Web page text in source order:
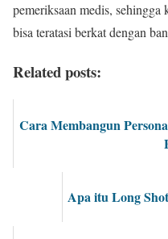
pemeriksaan medis,
bisa teratasi berkat dengan
Related posts:
Cara Membangun
Apa itu Long